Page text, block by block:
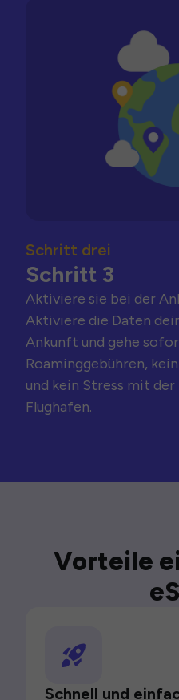
Schritt drei
Schritt 3
Aktiviere sie bei der
Aktiviere die Daten
Ankunft und gehe
Roaminggebühren,
und kein Stress mit
Flughafen.
Vorteile
Schnell und